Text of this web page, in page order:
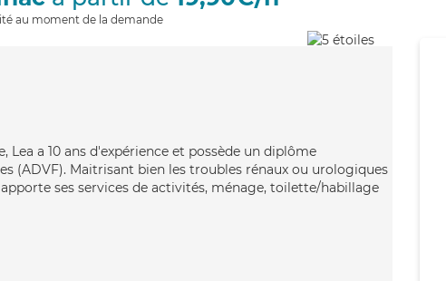
au moment de la demande
Lea a 10 ans d'expérience et possède un diplôme
(ADVF). Maitrisant bien les troubles rénaux ou urologiques
ses services de activités, ménage, toilette/habillage